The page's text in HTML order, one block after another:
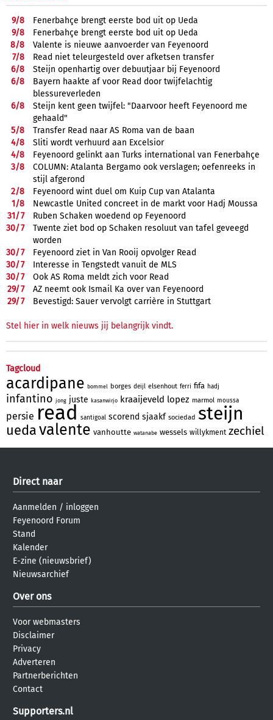
9/8
Fenerbahçe brengt eerste bod uit op Ueda
9/8
Fenerbahçe brengt eerste bod uit op Ueda
8/8
Valente is nieuwe aanvoerder van Feyenoord
7/8
Read niet teleurgesteld over afketsen transfer
6/8
Steijn openhartig over debuutjaar bij Feyenoord
6/8
Bayern haakte af voor Read door twijfelachtig
blessureverleden
6/8
Steijn kent geen twijfel: "Daarvoor heeft Feyenoord me
gehaald"
5/8
Transfer Read naar AS Roma van de baan
4/8
Sliti wordt verhuurd aan Excelsior
4/8
Feyenoord gelinkt aan Turks international van Fenerbahçe
3/8
COLUMN: Atalanta Bergamo ook verslagen; oefenreeks in
stijl afgerond
2/8
Feyenoord wint duel om Kuip Cup van Atalanta
1/8
Newcastle United concreet in de markt voor Hadj Moussa
31/7
Ruben Schaken woedend op Feyenoord
30/7
Twente ziet bod op Schaken resoluut van tafel geveegd
worden
30/7
Feyenoord ziet in Van Rooij opvolger Read
30/7
Interesse in Tengstedt vanuit de MLS
30/7
Ook AS Roma meldt zich voor Read
29/7
AZ neemt ook Ismail Ka over van Feyenoord
29/7 Bevestigd: Sauer vervolgt carrière in Stuttgart
Stel hier in welk nieuws jij belangrijk vindt.
Tagcloud
acardipane bommel borges deijl elsenhout ferri fifa hadj
infantino jong juste kasanwirjo kraaijeveld lopez marmol moussa
persie read santigoal scorend sjaakf sociedad steijn
uedavalente vanhoutte watanabe wessels willykment zechiel
Direct naar
Aanmelden / inloggen
Feyenoord Forum
Stand
Kalender
E-zine (nieuwsbrief)
Nieuwsarchief
Over ons
Voor webmasters
Disclaimer
Privacy
Adverteren
Partnerberichten
Contact
Supporters.nl